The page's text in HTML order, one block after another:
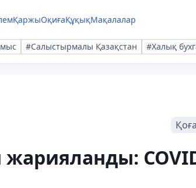
ҚаржыОқиғаҚұқықМақалалар
#Салыстырмалы Қазақстан #Халық
жарияланды: